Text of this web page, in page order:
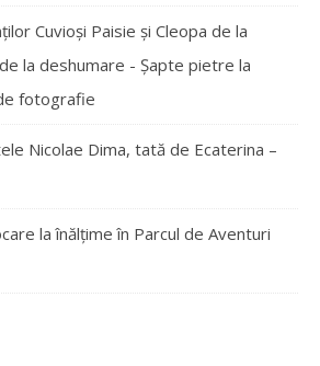
Cuvioși Paisie și Cleopa de la
la deshumare - Şapte pietre la
fotografie
Nicolae Dima, tată de Ecaterina –
la înălțime în Parcul de Aventuri